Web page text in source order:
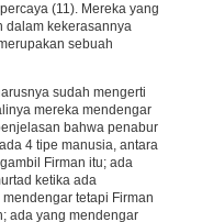
(11). Mereka yang
dalam kekerasannya
sebuah
sudah mengerti
mereka mendengar
bahwa penabur
4 tipe manusia, antara
Firman itu; ada
ketika ada
tetapi Firman
ada yang mendengar